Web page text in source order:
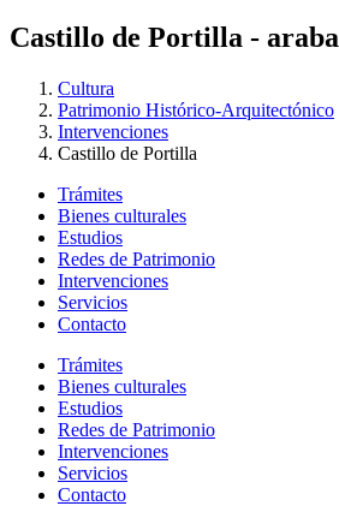
Castillo de Portilla - araba
Cultura
Patrimonio Histórico-Arquitectónico
Intervenciones
Castillo de Portilla
Trámites
Bienes culturales
Estudios
Redes de Patrimonio
Intervenciones
Servicios
Contacto
Trámites
Bienes culturales
Estudios
Redes de Patrimonio
Intervenciones
Servicios
Contacto